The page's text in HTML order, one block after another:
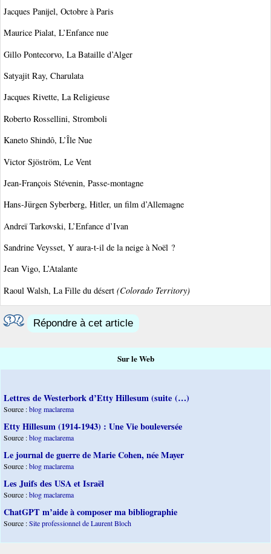
Jacques Panijel, Octobre à Paris
Maurice Pialat, L’Enfance nue
Gillo Pontecorvo, La Bataille d’Alger
Satyajit Ray, Charulata
Jacques Rivette, La Religieuse
Roberto Rossellini, Stromboli
Kaneto Shindô, L’Île Nue
Victor Sjöström, Le Vent
Jean-François Stévenin, Passe-montagne
Hans-Jürgen Syberberg, Hitler, un film d’Allemagne
Andreï Tarkovski, L’Enfance d’Ivan
Sandrine Veysset, Y aura-t-il de la neige à Noël ?
Jean Vigo, L’Atalante
Raoul Walsh, La Fille du désert (Colorado Territory)
Répondre à cet article
Sur le Web
Lettres de Westerbork d’Etty Hillesum (suite (…)
Source :blog maclarema
Etty Hillesum (1914-1943) : Une Vie bouleversée
Source :blog maclarema
Le journal de guerre de Marie Cohen, née Mayer
Source :blog maclarema
Les Juifs des USA et Israël
Source :blog maclarema
ChatGPT m’aide à composer ma bibliographie
Source :Site professionnel de Laurent Bloch